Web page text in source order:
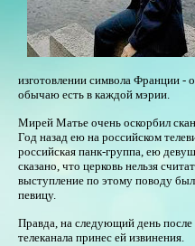
изготовлении символа Франции
обычаю есть в каждой мэрии.
Мирей Матье очень оскорбил
Год назад ею на российском
российская панк-группа, ею
сказано, что церковь нельзя
выступление по этому поводу
певицу.
Правда, на следующий день после
телеканала принес ей извинения.